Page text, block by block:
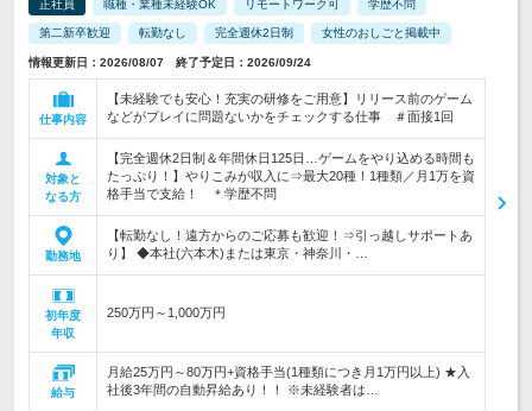
正社員 職種・業種未経験OK リモートワーク可 学歴不問
第二新卒歓迎 転勤なし 完全週休2日制 女性のおしごと掲載中
情報更新日：2026/08/07 終了予定日：2026/09/24
仕事内容
【未経験でも安心！充実の研修をご用意】リリース前のゲーム
などがプレイに問題ないかをチェックする仕事 ＃面接1回
対象と
なる方
【完全週休2日制＆年間休日125日…ゲームをやり込める時間も
たっぷり！】やりこみが収入に⇒最大20種！1種類／月1万を資
格手当で支給！ ＊学歴不問
勤務地
【転勤なし！遠方からのご応募も歓迎！⇒引っ越しサポートあ
り】 ◆本社(六本木)または東京・神奈川・…
初年度
年収
250万円～1,000万円
給与
月給25万円～80万円+資格手当(1種類につき月1万円以上) ★入
社後3年間の自動昇給あり！！ ※未経験者は…